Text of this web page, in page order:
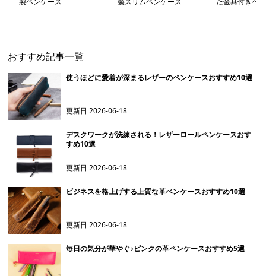
おすすめ記事一覧
使うほどに愛着が深まるレザーのペンケースおすすめ10選
更新日2026-06-18
デスクワークが洗練される！レザーロールペンケースおす
すめ10選
更新日2026-06-18
ビジネスを格上げする上質な革ペンケースおすすめ10選
更新日2026-06-18
毎日の気分が華やぐ♪ピンクの革ペンケースおすすめ5選